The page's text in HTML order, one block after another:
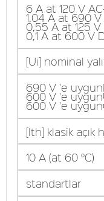
6 A at 120 V
1,04 A at 690 V
0,55 A at 125 V
0,1 A at 600 V
[Ui] nominal
690 V 'e
600 V 'e
600 V 'e
[Ith] klasik açık
10 A (at 60 °C)
standartlar